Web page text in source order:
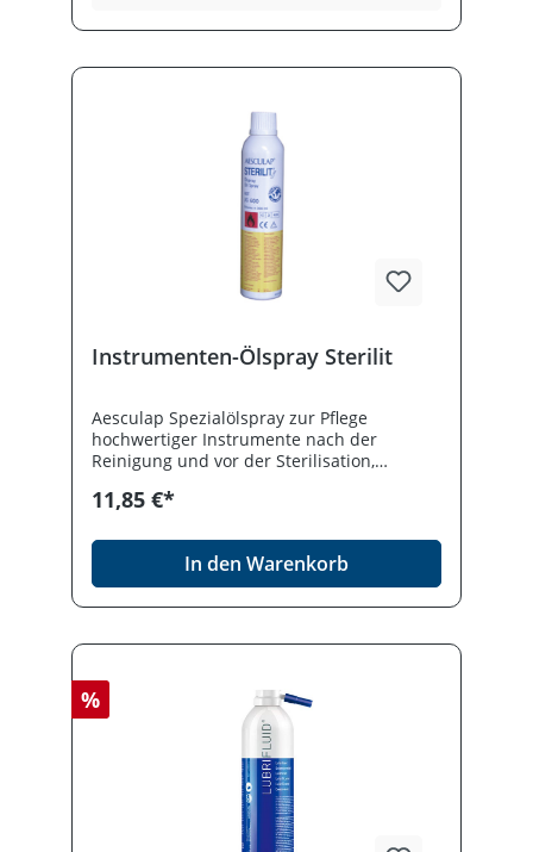
Instrumenten-Ölspray Sterilit
Aesculap Spezialölspray zur Pflege
hochwertiger Instrumente nach der
Reinigung und vor der Sterilisation,
11,85 €*
In den Warenkorb
%